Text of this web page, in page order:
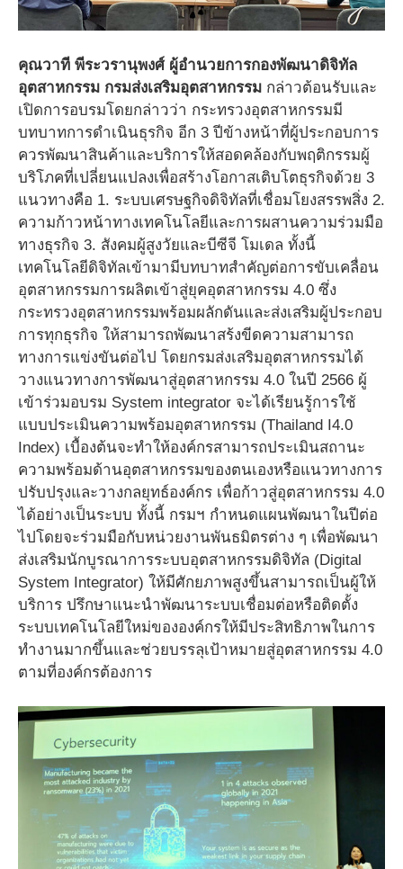
คุณวาที พีระวรานุพงศ์ ผู้อำนวยการกองพัฒนาดิจิทัล
อุตสาหกรรม กรมส่งเสริมอุตสาหกรรม กล่าวต้อนรับและ
เปิดการอบรมโดยกล่าวว่า กระทรวงอุตสาหกรรมมี
บทบาทการดำเนินธุรกิจ อีก 3 ปีข้างหน้าที่ผู้ประกอบการ
ควรพัฒนาสินค้าและบริการให้สอดคล้องกับพฤติกรรมผู้
บริโภคที่เปลี่ยนแปลงเพื่อสร้างโอกาสเติบโตธุรกิจด้วย 3
แนวทางคือ 1. ระบบเศรษฐกิจดิจิทัลที่เชื่อมโยงสรรพสิ่ง 2.
ความก้าวหน้าทางเทคโนโลยีและการผสานความร่วมมือ
ทางธุรกิจ 3. สังคมผู้สูงวัยและบีซีจี โมเดล ทั้งนี้
เทคโนโลยีดิจิทัลเข้ามามีบทบาทสำคัญต่อการขับเคลื่อน
อุตสาหกรรมการผลิตเข้าสู่ยุคอุตสาหกรรม 4.0 ซึ่ง
กระทรวงอุตสาหกรรมพร้อมผลักดันและส่งเสริมผู้ประกอบ
การทุกธุรกิจ ให้สามารถพัฒนาสร้งขีดความสามารถ
ทางการแข่งขันต่อไป โดยกรมส่งเสริมอุตสาหกรรมได้
วางแนวทางการพัฒนาสู่อุตสาหกรรม 4.0 ในปี 2566 ผู้
เข้าร่วมอบรม System integrator จะได้เรียนรู้การใช้
แบบประเมินความพร้อมอุตสาหกรรม (Thailand I4.0
Index) เบื้องต้นจะทำให้องค์กรสามารถประเมินสถานะ
ความพร้อมด้านอุตสาหกรรมของตนเองหรือแนวทางการ
ปรับปรุงและวางกลยุทธ์องค์กร เพื่อก้าวสู่อุตสาหกรรม 4.0
ได้อย่างเป็นระบบ ทั้งนี้ กรมฯ กำหนดแผนพัฒนาในปีต่อ
ไปโดยจะร่วมมือกับหน่วยงานพันธมิตรต่าง ๆ เพื่อพัฒนา
ส่งเสริมนักบูรณาการระบบอุตสาหกรรมดิจิทัล (Digital
System Integrator) ให้มีศักยภาพสูงขึ้นสามารถเป็นผู้ให้
บริการ ปรึกษาแนะนำพัฒนาระบบเชื่อมต่อหรือติดตั้ง
ระบบเทคโนโลยีใหม่ขององค์กรให้มีประสิทธิภาพในการ
ทำงานมากขึ้นและช่วยบรรลุเป้าหมายสู่อุตสาหกรรม 4.0
ตามที่องค์กรต้องการ